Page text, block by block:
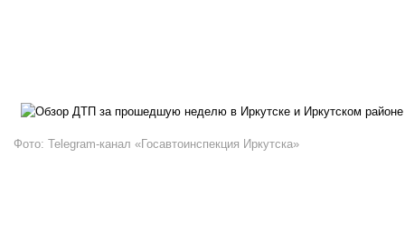
Фото: Telegram-канал «Госавтоинспекция Иркутска»